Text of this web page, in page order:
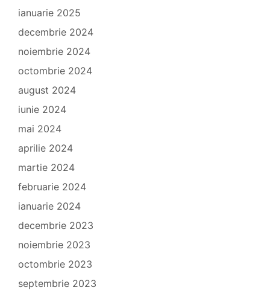
ianuarie 2025
decembrie 2024
noiembrie 2024
octombrie 2024
august 2024
iunie 2024
mai 2024
aprilie 2024
martie 2024
februarie 2024
ianuarie 2024
decembrie 2023
noiembrie 2023
octombrie 2023
septembrie 2023